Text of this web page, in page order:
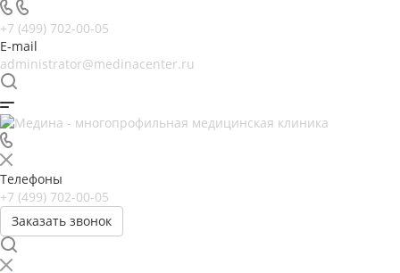
+7 (499) 702-00-05
E-mail
administrator@medinacenter.ru
Телефоны
+7 (499) 702-00-05
Заказать звонок